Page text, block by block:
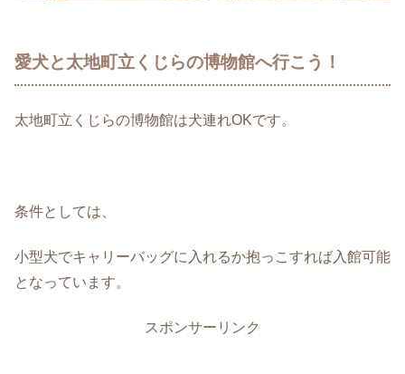
愛犬と太地町立くじらの博物館へ行こう！
太地町立くじらの博物館は犬連れOKです。
条件としては、
小型犬でキャリーバッグに入れるか抱っこすれば入館可能
となっています。
スポンサーリンク